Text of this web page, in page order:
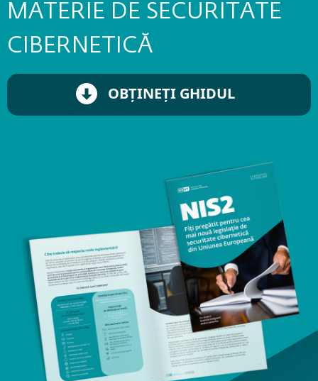
MATERIE DE SECURITATE
CIBERNETICĂ
OBȚINEȚI GHIDUL